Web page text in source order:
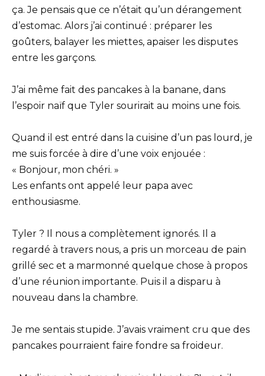
ça. Je pensais que ce n’était qu’un dérangement
d’estomac. Alors j’ai continué : préparer les
goûters, balayer les miettes, apaiser les disputes
entre les garçons.
J’ai même fait des pancakes à la banane, dans
l’espoir naïf que Tyler sourirait au moins une fois.
Quand il est entré dans la cuisine d’un pas lourd, je
me suis forcée à dire d’une voix enjouée :
« Bonjour, mon chéri. »
Les enfants ont appelé leur papa avec
enthousiasme.
Tyler ? Il nous a complètement ignorés. Il a
regardé à travers nous, a pris un morceau de pain
grillé sec et a marmonné quelque chose à propos
d’une réunion importante. Puis il a disparu à
nouveau dans la chambre.
Je me sentais stupide. J’avais vraiment cru que des
pancakes pourraient faire fondre sa froideur.